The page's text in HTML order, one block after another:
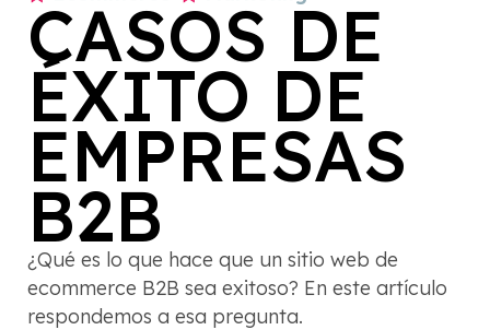
CASOS DE
ÉXITO DE
EMPRESAS
B2B
¿Qué es lo que hace que un sitio web de
ecommerce B2B sea exitoso? En este artículo
respondemos a esa pregunta.